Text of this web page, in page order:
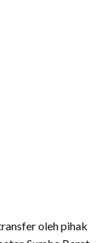
oleh pihak